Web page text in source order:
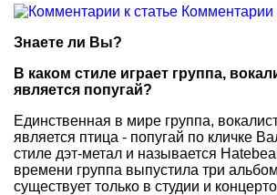
Комментарии
Знаете ли Вы?
В каком стиле играет группа,
является попугай?
Единственная в мире группа,
является птица - попугай по кличке
стиле дэт-метал и называется
времени группа выпустила три
существует только в студии и